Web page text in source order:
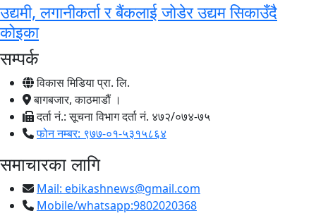
उद्यमी, लगानीकर्ता र बैंकलाई जाेडेर उद्यम सिकाउँदै
कोइका
सम्पर्क
विकास मिडिया प्रा. लि.
बागबजार, काठमाडौं ।
दर्ता नं.: सूचना विभाग दर्ता नं. ४७२/०७४-७५
फोन नम्बर: ९७७-०१-५३१५८६४
समाचारका लागि
Mail: ebikashnews@gmail.com
Mobile/whatsapp:9802020368